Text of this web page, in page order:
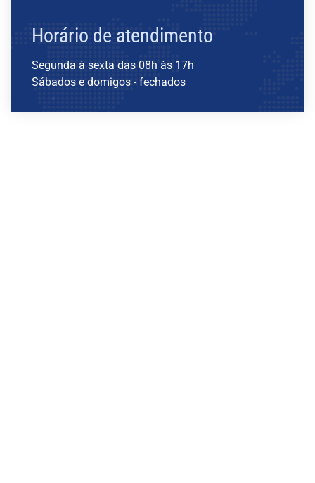
Horário de atendimento
Segunda à sexta das 08h às 17h
Sábados e domigos - fechados